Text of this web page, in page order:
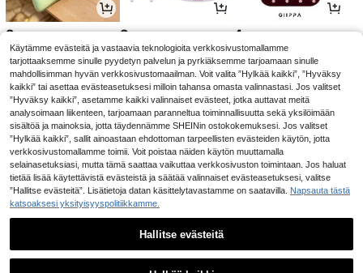
1
2 2 4
4 2 4
Käytämme evästeitä ja vastaavia teknologioita verkkosivustomallamme
tarjottaaksemme sinulle pyydetyn palvelun ja pyrkiäksemme tarjoamaan sinulle
mahdollisimman hyvän verkkosivustomaailman. Voit valita ”Hylkää kaikki”, ”Hyväksy
kaikki” tai asettaa evästeasetuksesi milloin tahansa omasta valinnastasi. Jos valitset
”Hyväksy kaikki”, asetamme kaikki valinnaiset evästeet, jotka auttavat meitä
analysoimaan liikenteen, tarjoamaan paranneltua toiminnallisuutta sekä yksilöimään
sisältöä ja mainoksia, jotta täydennämme SHEINin ostokokemuksesi. Jos valitset
”Hylkää kaikki”, sallit ainoastaan ehdottoman tarpeellisten evästeiden käytön, jotta
verkkosivustomallamme toimii. Voit poistaa näiden käytön muuttamalla
selainasetuksiasi, mutta tämä saattaa vaikuttaa verkkosivuston toimintaan. Jos haluat
tietää lisää käytettävistä evästeistä ja säätää valinnaiset evästeasetuksesi, valitse
”Hallitse evästeitä”. Lisätietoja datan käsittelytavastamme on saatavilla. Napsauta tästä
katsoaksesi yksityisyyspolitiikkamme.
Hallitse evästeitä